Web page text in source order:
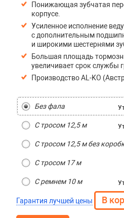
Понижающая зубчатая
корпусе.
Усиленное исполнение
с дополнительным
и широкими шестернями
Большая площадь
увеличивает срок службы
Производство AL-KO
Без фала
С тросом 12,5 м
С тросом 12,5 м без
С тросом 17 м
С ремнем 10 м
Гарантия лучшей цены